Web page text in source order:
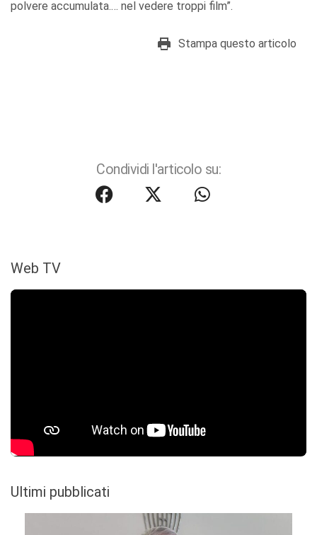
polvere accumulata.… nel vedere troppi film”.
Stampa questo articolo
Condividi l'articolo su:
Web TV
Ultimi pubblicati